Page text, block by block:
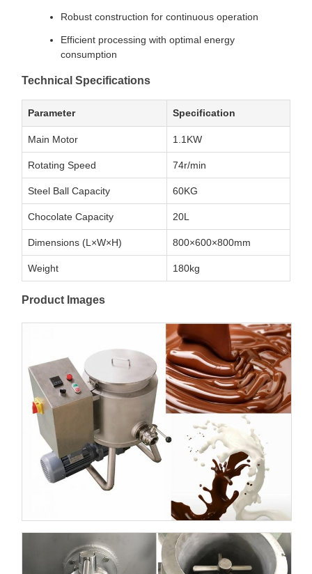
Robust construction for continuous operation
Efficient processing with optimal energy
consumption
Technical Specifications
Parameter Specification
Main Motor 1.1KW
Rotating Speed 74r/min
Steel Ball Capacity 60KG
Chocolate Capacity 20L
Dimensions (L×W×H) 800×600×800mm
Weight 180kg
Product Images